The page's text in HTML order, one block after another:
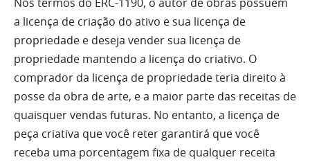
a licença de criação do ativo e sua licença de
propriedade e deseja vender sua licença de
propriedade mantendo a licença do criativo. O
comprador da licença de propriedade teria direito à
posse da obra de arte, e a maior parte das receitas de
quaisquer vendas futuras. No entanto, a licença de
peça criativa que você reter garantirá que você
receba uma porcentagem fixa de qualquer receita